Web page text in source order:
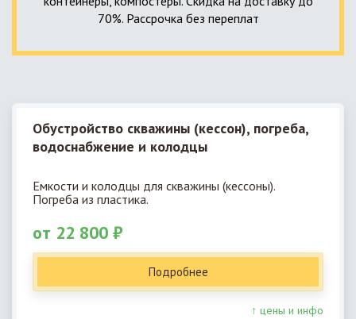
70%. Рассрочка без переплат
Обустройство скважины (кессон), погреба,
водоснабжение и колодцы
Емкости и колодцы для скважины (кессоны).
Погреба из пластика.
от 22 800 ₽
Подробнее
↑ цены и инфо